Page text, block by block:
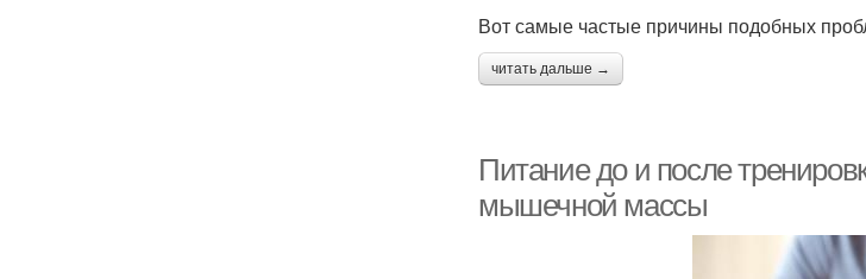
Вот самые частые причины подобных
читать дальше →
Питание до и после
мышечной массы